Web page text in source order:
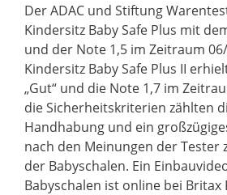
Der ADAC und Stiftung
Kindersitz Baby Safe Plus mit
und der Note 1,5 im Zeitraum
Kindersitz Baby Safe Plus II
„Gut“ und die Note 1,7 im
die Sicherheitskriterien zählten
Handhabung und ein
nach den Meinungen der Tester
der Babyschalen. Ein
Babyschalen ist online bei